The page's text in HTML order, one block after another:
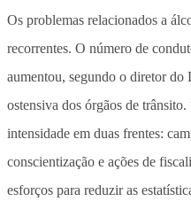
Os problemas relacionados a
recorrentes. O número de
aumentou, segundo o diretor
ostensiva dos órgãos de
intensidade em duas frentes:
conscientização e ações de
esforços para reduzir as